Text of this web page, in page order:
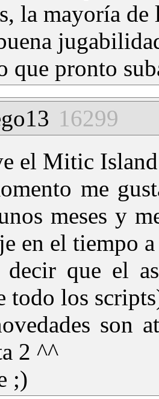
la mayoría de
que pronto
16299
el Mitic
me
meses y
en el tiempo
decir que el
todo los
son
2 ^^
;)